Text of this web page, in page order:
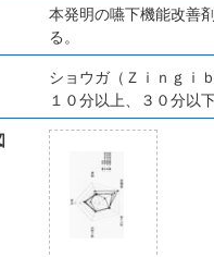
本発明の嚥下機能改善
る。
ショウガ（Ｚｉｎｇｉ
１０分以上、３０分以